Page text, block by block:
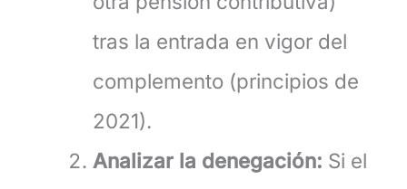
tras la entrada en vigor del
complemento (principios de
2021).
Analizar la denegación: Si el